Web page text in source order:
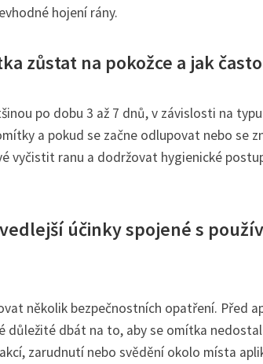
hojení rány.
zůstat na pokožce a jak
po dobu 3 až 7 dnů, v závislosti na
a pokud se začne odlupovat nebo se
vyčistit ranu a dodržovat hygienické
účinky spojené s
několik bezpečnostních opatření. Před
důležité dbát na to, aby se omítka
zarudnutí nebo svědění okolo místa